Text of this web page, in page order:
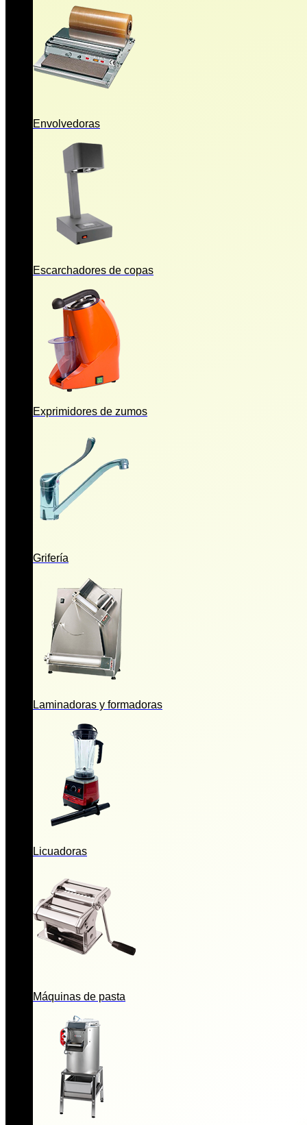
Envolvedoras
Escarchadores de copas
Exprimidores de zumos
Grifería
Laminadoras y formadoras
Licuadoras
Máquinas de pasta